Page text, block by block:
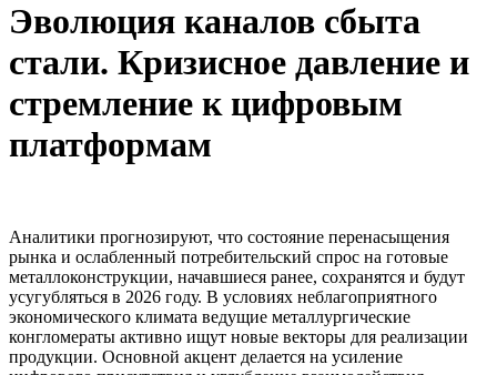
Эволюция каналов сбыта
стали. Кризисное давление и
стремление к цифровым
платформам
Аналитики прогнозируют, что состояние перенасыщения
рынка и ослабленный потребительский спрос на готовые
металлоконструкции, начавшиеся ранее, сохранятся и будут
усугубляться в 2026 году. В условиях неблагоприятного
экономического климата ведущие металлургические
конгломераты активно ищут новые векторы для реализации
продукции. Основной акцент делается на усиление